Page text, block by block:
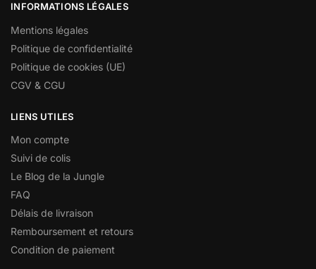
INFORMATIONS LÉGALES
Mentions légales
Politique de confidentialité
Politique de cookies (UE)
CGV & CGU
LIENS UTILES
Mon compte
Suivi de colis
Le Blog de la Jungle
FAQ
Délais de livraison
Remboursement et retours
Condition de paiement